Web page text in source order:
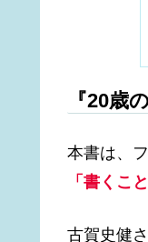
『20歳
本書は、
「書くこ
古賀史健